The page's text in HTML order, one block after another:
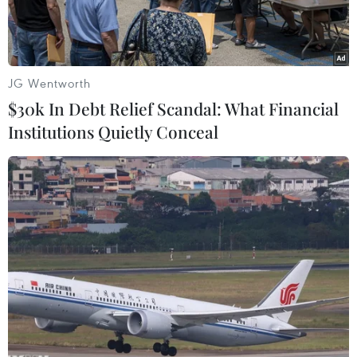
Ngân hàng Nhà nước hút ròng gần 60.000 tỷ đồng trong 4
phiên liên tiếp. (Ảnh: PV/Vietnam+)
Trong phiên 14/3, Ngân hàng Nhà nước đã hút
thêm gần 15.000 tỷ đồng khỏi hệ thống, nâng
tổng số tín phiếu đang lưu hành lên 60.000 tỷ
đồng. Tất cả những lô tín phiếu trên đều có lãi
JG Wentworth
$30k In Debt Relief Scandal: What Financial
Institutions Quietly Conceal